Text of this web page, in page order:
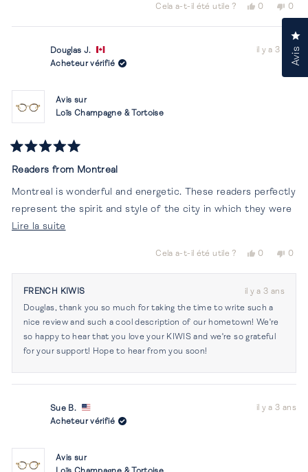
sur
cet
avis
Cela a-t-il été utile ?
Oui,
avis
Guylaine
0
personnes
ont
oui
Non,
cet
de
B.
0
voté
non
Douglas J.
Acheteur vérifié
il y a 3 ans
Avis sur
Loïs Champagne & Tortoise
5
5
étoiles
Readers from Montreal
Montreal is wonderful and energetic. These readers perfectly
represent the spirit and style of the city in which they were
created. Beautiful and well made they have elicited many
Lire la suiteEn
sur
cet
avis
Cela a-t-il été utile ?
Oui,
avis
de
Douglas
J.
était
0
ont
voté
oui
Non,
avis
0
ont
FRENCH KIWIS
il y a 3 ans
Douglas, thank you so much for taking the time to write such a
nice review and such a cool description of our hometown! We're
so happy to hear that you love your KIWIS and we're so grateful
for your support! Hope to hear from you soon!
Sue B.
Acheteur vérifié
il y a 3 ans
Avis sur
Avis